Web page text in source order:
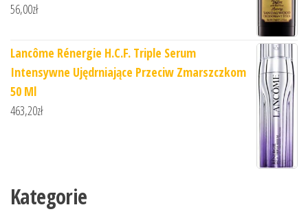
56,00zł
Lancôme Rénergie H.C.F. Triple Serum
Intensywne Ujędrniające Przeciw Zmarszczkom
50 Ml
463,20zł
Kategorie